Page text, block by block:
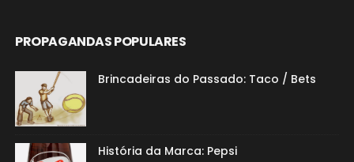
PROPAGANDAS POPULARES
Brincadeiras do Passado: Taco / Bets
História da Marca: Pepsi